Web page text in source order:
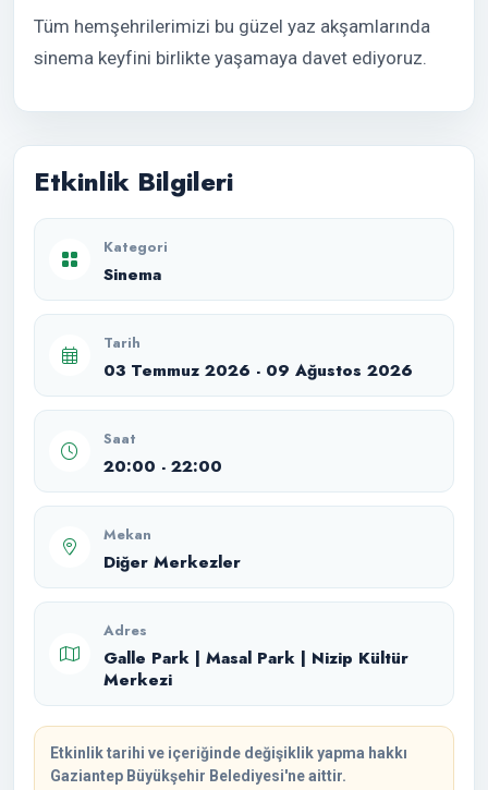
Tüm hemşehrilerimizi bu güzel yaz akşamlarında
sinema keyfini birlikte yaşamaya davet ediyoruz.
Etkinlik Bilgileri
Kategori
Sinema
Tarih
03 Temmuz 2026 - 09 Ağustos 2026
Saat
20:00 - 22:00
Mekan
Diğer Merkezler
Adres
Galle Park | Masal Park | Nizip Kültür
Merkezi
Etkinlik tarihi ve içeriğinde değişiklik yapma hakkı
Gaziantep Büyükşehir Belediyesi'ne aittir.